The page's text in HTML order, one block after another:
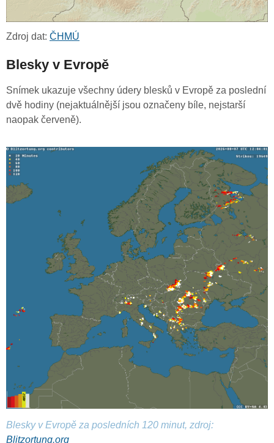
Zdroj dat: ČHMÚ
Blesky v Evropě
Snímek ukazuje všechny údery blesků v Evropě za poslední
dvě hodiny (nejaktuálnější jsou označeny bíle, nejstarší
naopak červeně).
Blesky v Evropě za posledních 120 minut, zdroj:
Blitzortung.org